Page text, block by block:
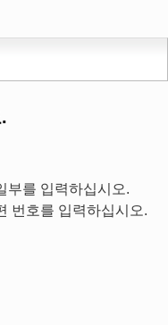
부를 입력하십시오.
번호를 입력하십시오.